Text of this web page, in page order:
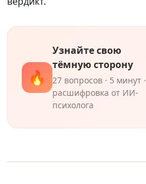
🔥
Узнайте свою
тёмную сторону
27 вопросов · 5 минут ·
расшифровка от ИИ-
психолога